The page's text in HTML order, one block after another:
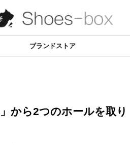
ブランドストア
から2つのホールを取り